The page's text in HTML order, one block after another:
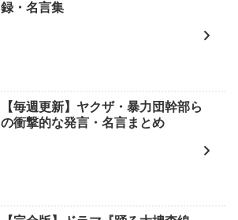
録・名言集
【毎週更新】ヤクザ・暴力団幹部ら
の衝撃的な発言・名言まとめ